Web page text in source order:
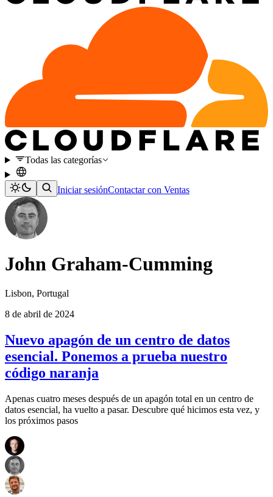
Todas las categorías
Iniciar sesiónContactar con Ventas
John Graham-Cumming
Lisbon, Portugal
8 de abril de 2024
Nuevo apagón de un centro de datos
esencial. Ponemos a prueba nuestro
código naranja
Apenas cuatro meses después de un apagón total en un centro de
datos esencial, ha vuelto a pasar. Descubre qué hicimos esta vez, y
los próximos pasos